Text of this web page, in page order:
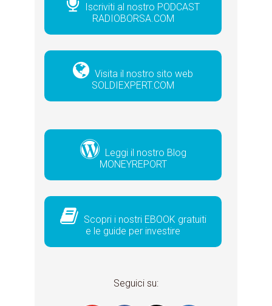
Iscriviti al nostro PODCAST
RADIOBORSA.COM
Visita il nostro sito web
SOLDIEXPERT.COM
Leggi il nostro Blog
MONEYREPORT
Scopri i nostri EBOOK gratuiti
e le guide per investire
Seguici su: